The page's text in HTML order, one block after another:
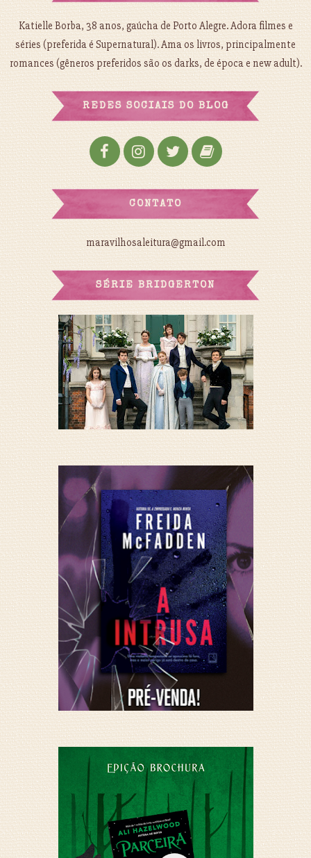
Katielle Borba, 38 anos, gaúcha de Porto Alegre. Adora filmes e
séries (preferida é Supernatural). Ama os livros, principalmente
romances (gêneros preferidos são os darks, de época e new adult).
REDES SOCIAIS DO BLOG
CONTATO
maravilhosaleitura@gmail.com
SÉRIE BRIDGERTON